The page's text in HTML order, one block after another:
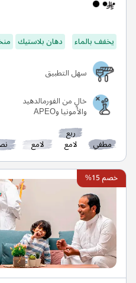
يخفف بالماء دهان بلاستيك
سهل التطبيق
خالٍ من الفورمالدهيد
والأمونيا وAPEO
مطفي
ربع
لامع لامع
خصم 15%